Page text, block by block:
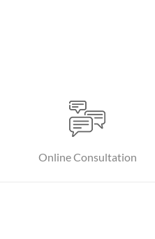
Online Consultation